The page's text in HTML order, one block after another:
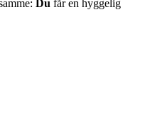
Du får en hyggelig